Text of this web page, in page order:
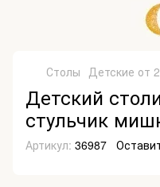
Столы Детские от
Детский
стульчик
Артикул: 36987